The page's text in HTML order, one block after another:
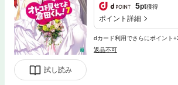
試し読み
5pt獲得
ポイント詳細
dカード利用でさらにポイント
返品不可